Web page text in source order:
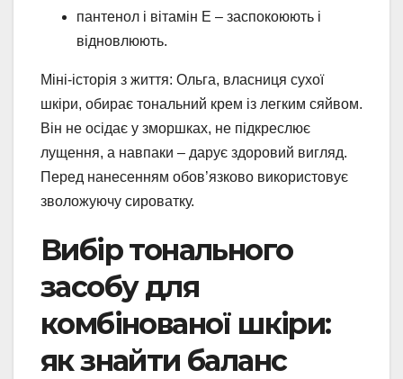
пантенол і вітамін Е – заспокоюють і
відновлюють.
Міні-історія з життя: Ольга, власниця сухої
шкіри, обирає тональний крем із легким сяйвом.
Він не осідає у зморшках, не підкреслює
лущення, а навпаки – дарує здоровий вигляд.
Перед нанесенням обов’язково використовує
зволожуючу сироватку.
Вибір тонального
засобу для
комбінованої шкіри:
як знайти баланс